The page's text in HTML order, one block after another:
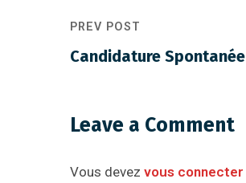
PREV POST
Candidature Spontanée
Leave a Comment
Vous devez vous connecter